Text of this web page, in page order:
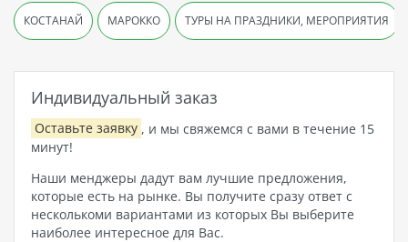
Индивидуальный заказ
Оставьте заявку , и мы свяжемся с вами в течение 15
минут!
Наши менджеры дадут вам лучшие предложения,
которые есть на рынке. Вы получите сразу ответ с
несколькоми вариантами из которых Вы выберите
наиболее интересное для Вас.
КОСТАНАЙ МАРОККО ТУРЫ НА ПРАЗДНИКИ, МЕРОПРИЯТИЯ